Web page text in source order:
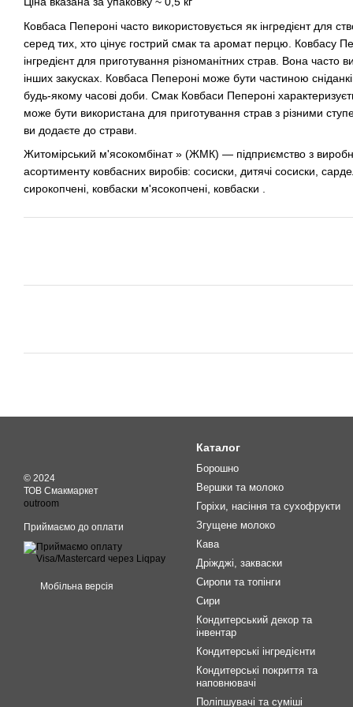
Ковбаса Пепероні часто використовується як інгредієнт для
серед тих, хто цінує гострий смак та аромат перцю. Ковбасу
інгредієнт для приготування різноманітних страв. Вона часто
інших закусках. Ковбаса Пепероні може бути частиною
будь-якому часові доби. Смак Ковбаси Пепероні
може бути використана для приготування страв з різними
ви додаєте до страви.
Житомірський м'ясокомбінат » (ЖМК) — підприємство з
асортименту ковбасних виробів: сосиски, дитячі сосиски,
сирокопчені, ковбаски м'ясокопчені, ковбаски .
© 2024
ТОВ Смакмаркет
outroom
Приймаємо до оплати
Мобільна версія
Каталог
Борошно
Вершки та молоко
Горіхи, насіння та сухофрукти
Згущене молоко
Кава
Дріжджі, закваски
Сиропи та топінги
Сири
Кондитерський декор та
інвентар
Кондитерські інгредієнти
Кондитерські покриття та
наповнювачі
Поліпшувачі та суміші